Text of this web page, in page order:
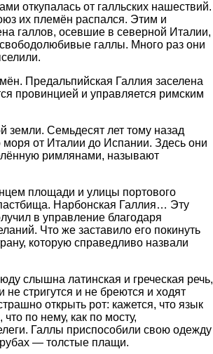
откупалась от галльских нашествий.
их племён распался. Этим и
галлов, осевшие в северной Италии,
галлы. Много раз они
Предальпийская Галлия заселена
провинцией и управляется римским
Семьдесят лет тому назад
от Италии до Испании. Здесь они
римлянами, называют
площади и улицы портового
Нарбонская Галлия… Эту
в управление благодаря
Что же заставило его покинуть
которую справедливо назвали
слышна латинская и греческая речь,
не стригутся и не бреются и ходят
открыть рот: кажется, что язык
по нему, как по мосту,
Галлы приспособили свою одежду
— толстые плащи.